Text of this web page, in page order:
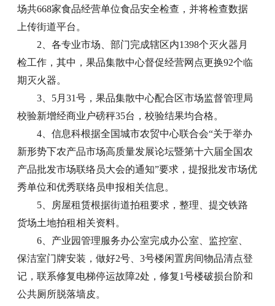
场共668家食品经营单位食品安全检查，并将检查数据
上传街道平台。
2、各专业市场、部门完成辖区内1398个灭火器月
检工作，其中，果品集散中心督促经营网点更换92个临
期灭火器。
3、5月31号，果品集散中心配合区市场监督管理局
校验新增经商业户磅秤35台，校验结果均合格。
4、信息科根据全国城市农贸中心联合会“关于举办
新形势下农产品市场高质量发展论坛暨第十六届全国农
产品批发市场联络员大会的通知”要求，提报批发市场优
秀单位和优秀联络员申报相关信息。
5、房屋租赁根据街道拍租要求，整理、提交铁路
货场土地拍租相关资料。
6、产业园管理服务办公室完成办公室、监控室、
保洁室门牌安装，做好2号、3号楼闲置房间物品清点登
记，联系修复电梯停运故障2处，修复1号楼破损台阶和
公共厕所脱落墙皮。